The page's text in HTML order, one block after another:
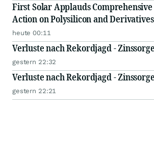
First Solar Applauds Comprehensive
Action on Polysilicon and Derivatives
heute 00:11
Verluste nach Rekordjagd -
gestern 22:32
Verluste nach Rekordjagd -
gestern 22:21